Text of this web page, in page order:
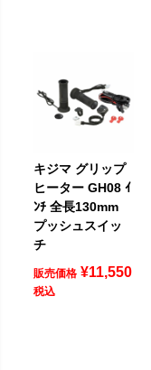
キジマ グリップ
ヒーター GH08 ｲ
ﾝﾁ 全長130mm
プッシュスイッ
チ
販売価格 ¥11,550
税込